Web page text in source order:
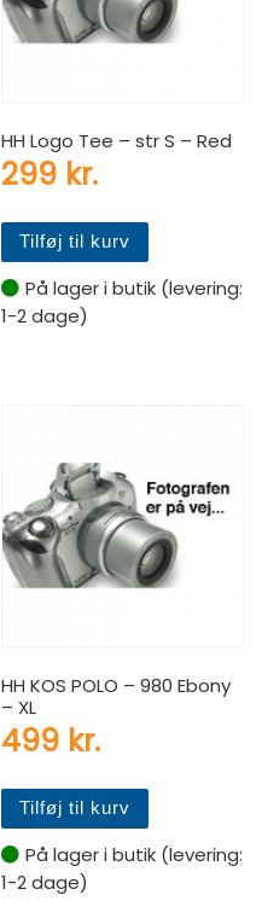
HH Logo Tee – str S – Red
299 kr.
Tilføj til kurv
På lager i butik (levering:
1-2 dage)
HH KOS POLO – 980 Ebony
– XL
499 kr.
Tilføj til kurv
På lager i butik (levering:
1-2 dage)